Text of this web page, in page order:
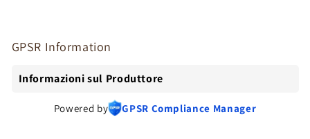
GPSR Information
Informazioni sul Produttore
Powered by GPSR Compliance Manager